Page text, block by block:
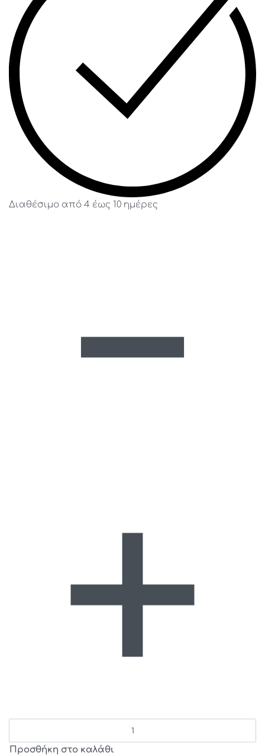
Διαθέσιμο από 4 έως 10 ημέρες
Προσθήκη στο καλάθι